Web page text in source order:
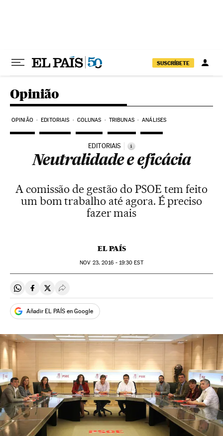
SUSCRÍBETE
Opinião
OPINIÃO EDITORIAIS COLUNAS TRIBUNAS ANÁLISES
EDITORIAIS i
Neutralidade e eficácia
A comissão de gestão do PSOE tem feito
um bom trabalho até agora. É preciso
fazer mais
EL PAÍS
NOV 23, 2016 - 19:30 EST
Compartir en Whatsapp
Compartir en Facebook
Compartir en Twitter
Desplegar Redes Sociales
Añadir EL PAÍS en Google